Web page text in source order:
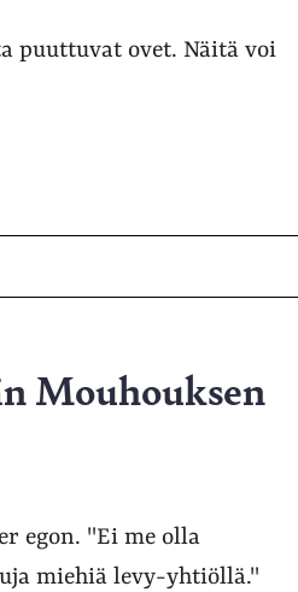
puuttuvat ovet. Näitä voi
Mouhouksen
egon. "Ei me olla
miehiä levy-yhtiöllä."